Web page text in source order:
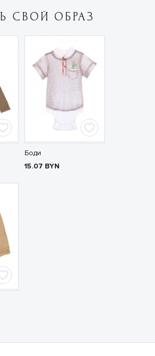
СВОЙ ОБРАЗ
Боди
15.07 BYN